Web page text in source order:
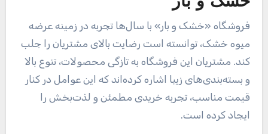
فروشگاه «خشک و بار» با سال‌ها تجربه در زمینه عرضه
میوه خشک، توانسته است رضایت بالای مشتریان را جلب
کند. مشتریان این فروشگاه به تازگی محصولات، تنوع بالا
و بسته‌بندی‌های زیبا اشاره کرده‌اند که این عوامل در کنار
قیمت مناسب، تجربه خریدی مطمئن و لذت‌بخش را
ایجاد کرده است.